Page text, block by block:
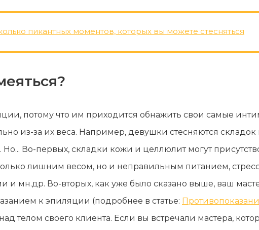
пикантных моментов, которых вы можете стесняться
потому что им приходится обнажить свои самые
из-за их веса. Например, девушки стесняются
Но... Во-первых, складки кожи и целлюлит могут
лишним весом, но и неправильным питанием,
мн.др. Во-вторых, как уже было сказано выше, ваш
к эпиляции (подробнее в статье:
телом своего клиента. Если вы встречали мастера,